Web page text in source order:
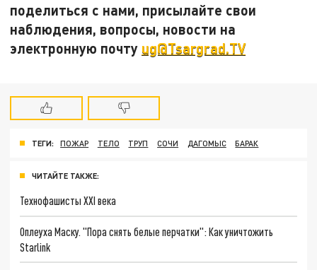
поделиться с нами, присылайте свои
наблюдения, вопросы, новости на
электронную почту ug@Tsargrad.TV
ТЕГИ: ПОЖАР ТЕЛО ТРУП СОЧИ ДАГОМЫС БАРАК
ЧИТАЙТЕ ТАКЖЕ:
Технофашисты XXI века
Оплеуха Маску. "Пора снять белые перчатки": Как уничтожить
Starlink